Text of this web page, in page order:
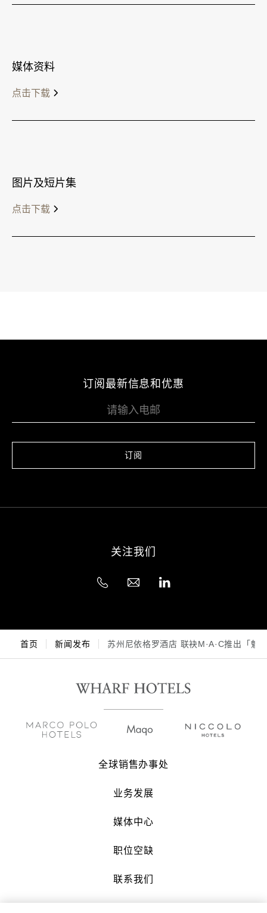
媒体资料
点击下载
图片及短片集
点击下载
订阅最新信息和优惠
订阅
关注我们
首页 新闻发布 苏州尼依格罗酒店 联袂M·A·C推出「魅
全球销售办事处
业务发展
媒体中心
职位空缺
联系我们